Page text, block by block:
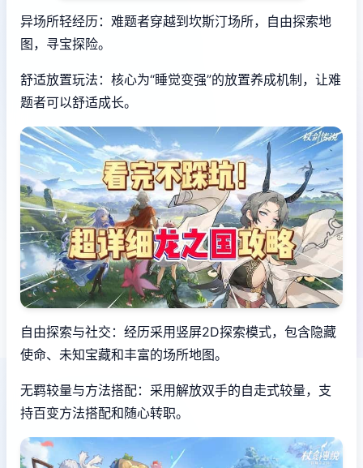
异场所轻经历：难题者穿越到坎斯汀场所，自由探索地
图，寻宝探险。
舒适放置玩法：核心为“睡觉变强”的放置养成机制，让难
题者可以舒适成长。
自由探索与社交：经历采用竖屏2D探索模式，包含隐藏
使命、未知宝藏和丰富的场所地图。
无羁较量与方法搭配：采用解放双手的自走式较量，支
持百变方法搭配和随心转职。